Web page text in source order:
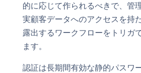
的に応じて作られるべきで、管
実顧客データへのアクセスを持
露出するワークフローをトリガ
ます。
認証は長期間有効な静的パスワ